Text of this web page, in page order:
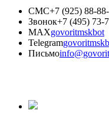
СМС+7 (925) 88-
Звонок+7 (495) 73-
MAXgovoritmskbot
Telegram
Письмо